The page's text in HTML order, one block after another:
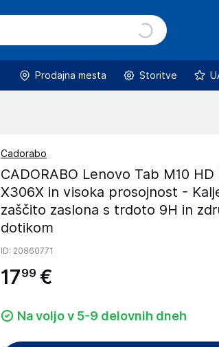
Prodajna mesta Storitve
Cadorabo
CADORABO Lenovo Tab M10 HD
X306X in visoka prosojnost -
zaščito zaslona s trdoto 9H in
dotikom
ID: 20860771
1799 €
Na voljo v 5-9 delovnih dneh